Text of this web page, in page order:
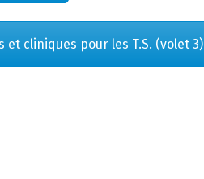
cliniques pour les T.S. (volet 3)